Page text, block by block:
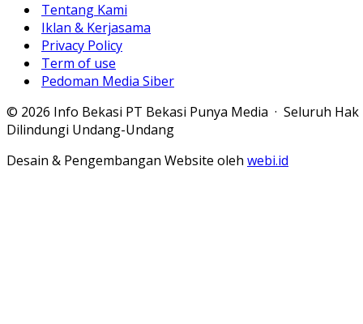
Tentang Kami
Iklan & Kerjasama
Privacy Policy
Term of use
Pedoman Media Siber
© 2026 Info Bekasi PT Bekasi Punya Media · Seluruh Hak
Dilindungi Undang-Undang
Desain & Pengembangan Website oleh webi.id